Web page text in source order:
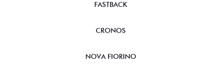
FASTBACK
CRONOS
NOVA FIORINO